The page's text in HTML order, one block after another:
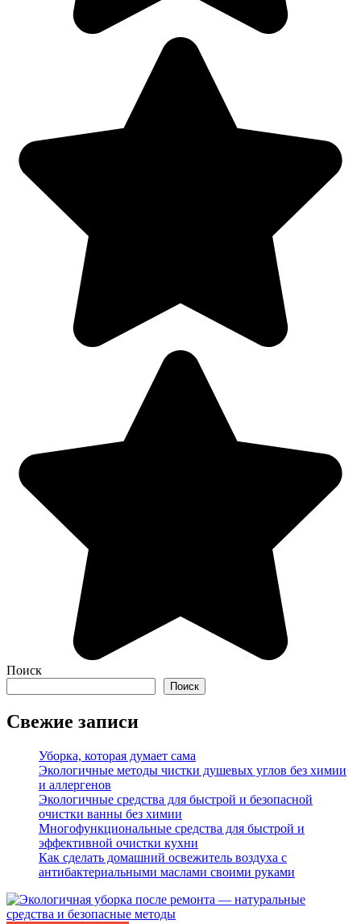
Поиск
Поиск
Свежие записи
Уборка, которая думает сама
Экологичные методы чистки душевых углов без химии
и аллергенов
Экологичные средства для быстрой и безопасной
очистки ванны без химии
Многофункциональные средства для быстрой и
эффективной очистки кухни
Как сделать домашний освежитель воздуха с
антибактериальными маслами своими руками